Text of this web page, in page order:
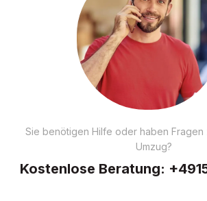
Sie benötigen Hilfe oder haben Fragen
Umzug?
Kostenlose Beratung: